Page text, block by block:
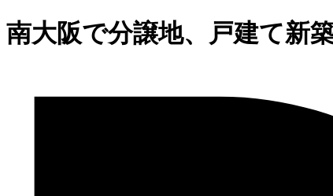
南大阪で分譲地、戸建て新